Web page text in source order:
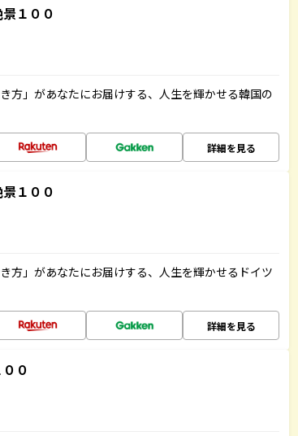
１００
方」があなたにお届けする、人生を輝かせる韓国の
詳細を見る
１００
方」があなたにお届けする、人生を輝かせるドイツ
詳細を見る
０